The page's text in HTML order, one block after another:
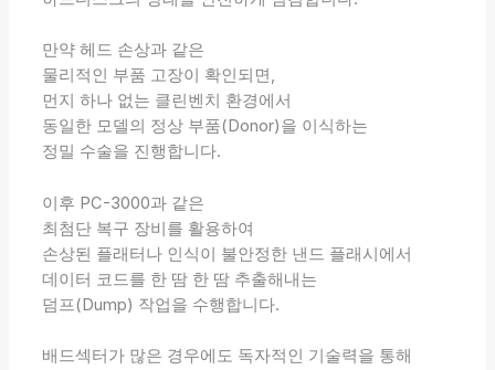
만약 헤드 손상과 같은
물리적인 부품 고장이 확인되면,
먼지 하나 없는 클린벤치 환경에서
동일한 모델의 정상 부품(Donor)을 이식하는
정밀 수술을 진행합니다.
이후 PC-3000과 같은
최첨단 복구 장비를 활용하여
손상된 플래터나 인식이 불안정한 낸드 플래시에서
데이터 코드를 한 땀 한 땀 추출해내는
덤프(Dump) 작업을 수행합니다.
배드섹터가 많은 경우에도 독자적인 기술력을 통해